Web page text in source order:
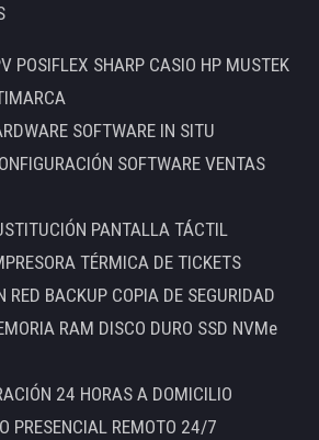
POSIFLEX SHARP CASIO HP MUSTEK
SOFTWARE IN SITU
SOFTWARE VENTAS
PANTALLA TÁCTIL
TÉRMICA DE TICKETS
RED BACKUP COPIA DE SEGURIDAD
RAM DISCO DURO SSD NVMe
24 HORAS A DOMICILIO
PRESENCIAL REMOTO 24/7